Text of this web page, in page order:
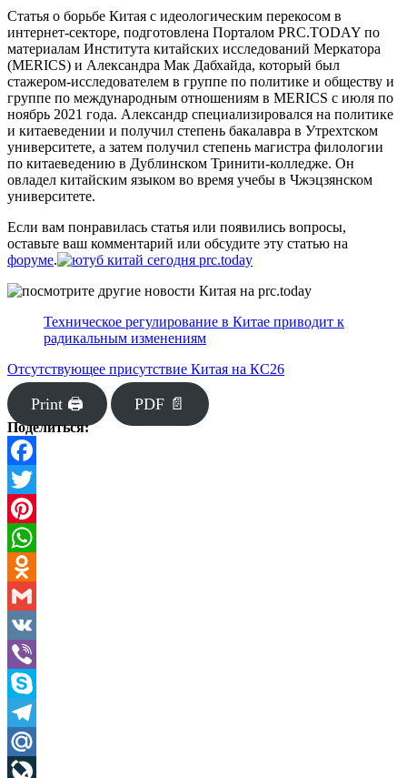
Статья о борьбе Китая с идеологическим перекосом в
интернет-секторе, подготовлена Порталом PRC.TODAY по
материалам Института китайских исследований Меркатора
(MERICS) и Александра Мак Дабхайда, который был
стажером-исследователем в группе по политике и обществу и
группе по международным отношениям в MERICS с июля по
ноябрь 2021 года. Александр специализировался на политике
и китаеведении и получил степень бакалавра в Утрехтском
университете, а затем получил степень магистра филологии
по китаеведению в Дублинском Тринити-колледже. Он
овладел китайским языком во время учебы в Чжэцзянском
университете.
Если вам понравилась статья или появились вопросы,
оставьте ваш комментарий или обсудите эту статью на
форуме.
Техническое регулирование в Китае приводит к
радикальным изменениям
Отсутствующее присутствие Китая на КС26
Print 🖨 PDF 📄
Поделиться:
Facebook
Twitter
Pinterest
WhatsApp
Odnoklassniki
Gmail
VK
Viber
Skype
Telegram
Mail.Ru